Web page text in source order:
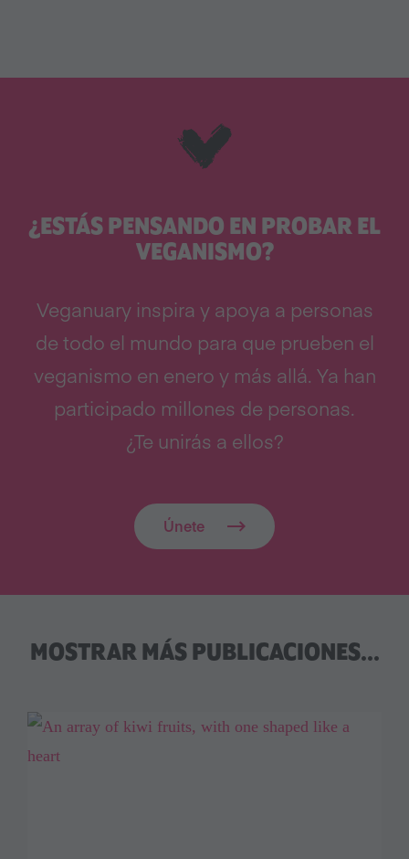
¿ESTÁS PENSANDO EN PROBAR EL
VEGANISMO?
Veganuary inspira y apoya a personas
de todo el mundo para que prueben el
veganismo en enero y más allá. Ya han
participado millones de personas.
¿Te unirás a ellos?
Únete
MOSTRAR MÁS PUBLICACIONES...